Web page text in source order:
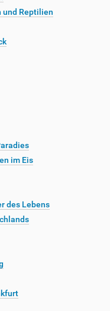
und Reptilien
im Eis
des Lebens